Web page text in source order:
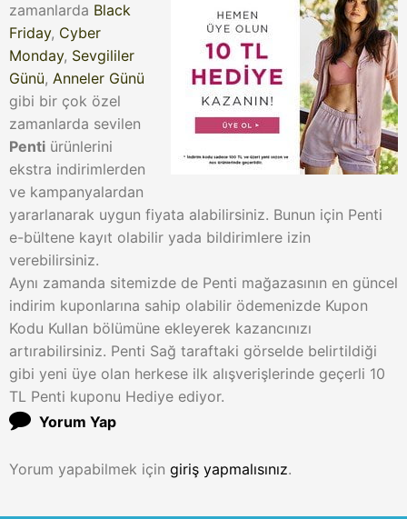
zamanlarda Black
Friday, Cyber
Monday, Sevgililer
Günü, Anneler Günü
gibi bir çok özel
zamanlarda sevilen
Penti ürünlerini
ekstra indirimlerden
ve kampanyalardan
yararlanarak uygun fiyata alabilirsiniz. Bunun için Penti
e-bültene kayıt olabilir yada bildirimlere izin
verebilirsiniz.
Aynı zamanda sitemizde de Penti mağazasının en güncel
indirim kuponlarına sahip olabilir ödemenizde Kupon
Kodu Kullan bölümüne ekleyerek kazancınızı
artırabilirsiniz. Penti Sağ taraftaki görselde belirtildiği
gibi yeni üye olan herkese ilk alışverişlerinde geçerli 10
TL Penti kuponu Hediye ediyor.
Yorum Yap
Yorum yapabilmek için giriş yapmalısınız.